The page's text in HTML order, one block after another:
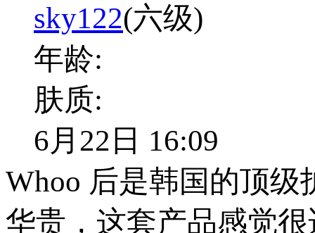
sky122(六级)
年龄:
肤质:
6月22日 16:09
Whoo 后是韩国的顶
华贵，这套产品感觉